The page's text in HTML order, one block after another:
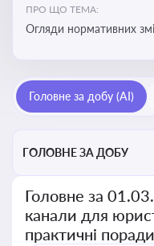
ПРО ЩО ТЕМА:
Огляди нормативних
каналах
Головне за добу (AI)
ГОЛОВНЕ ЗА ДОБУ
Головне за
канали для
практичні поради